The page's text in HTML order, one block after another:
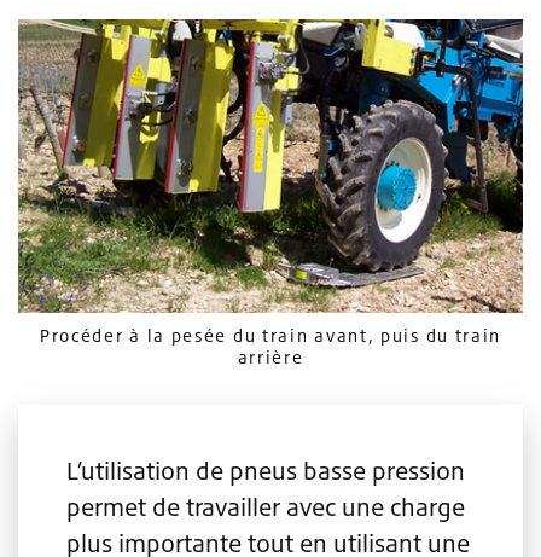
Procéder à la pesée du train avant, puis du train
arrière
L’utilisation de pneus basse pression
permet de travailler avec une charge
plus importante tout en utilisant une